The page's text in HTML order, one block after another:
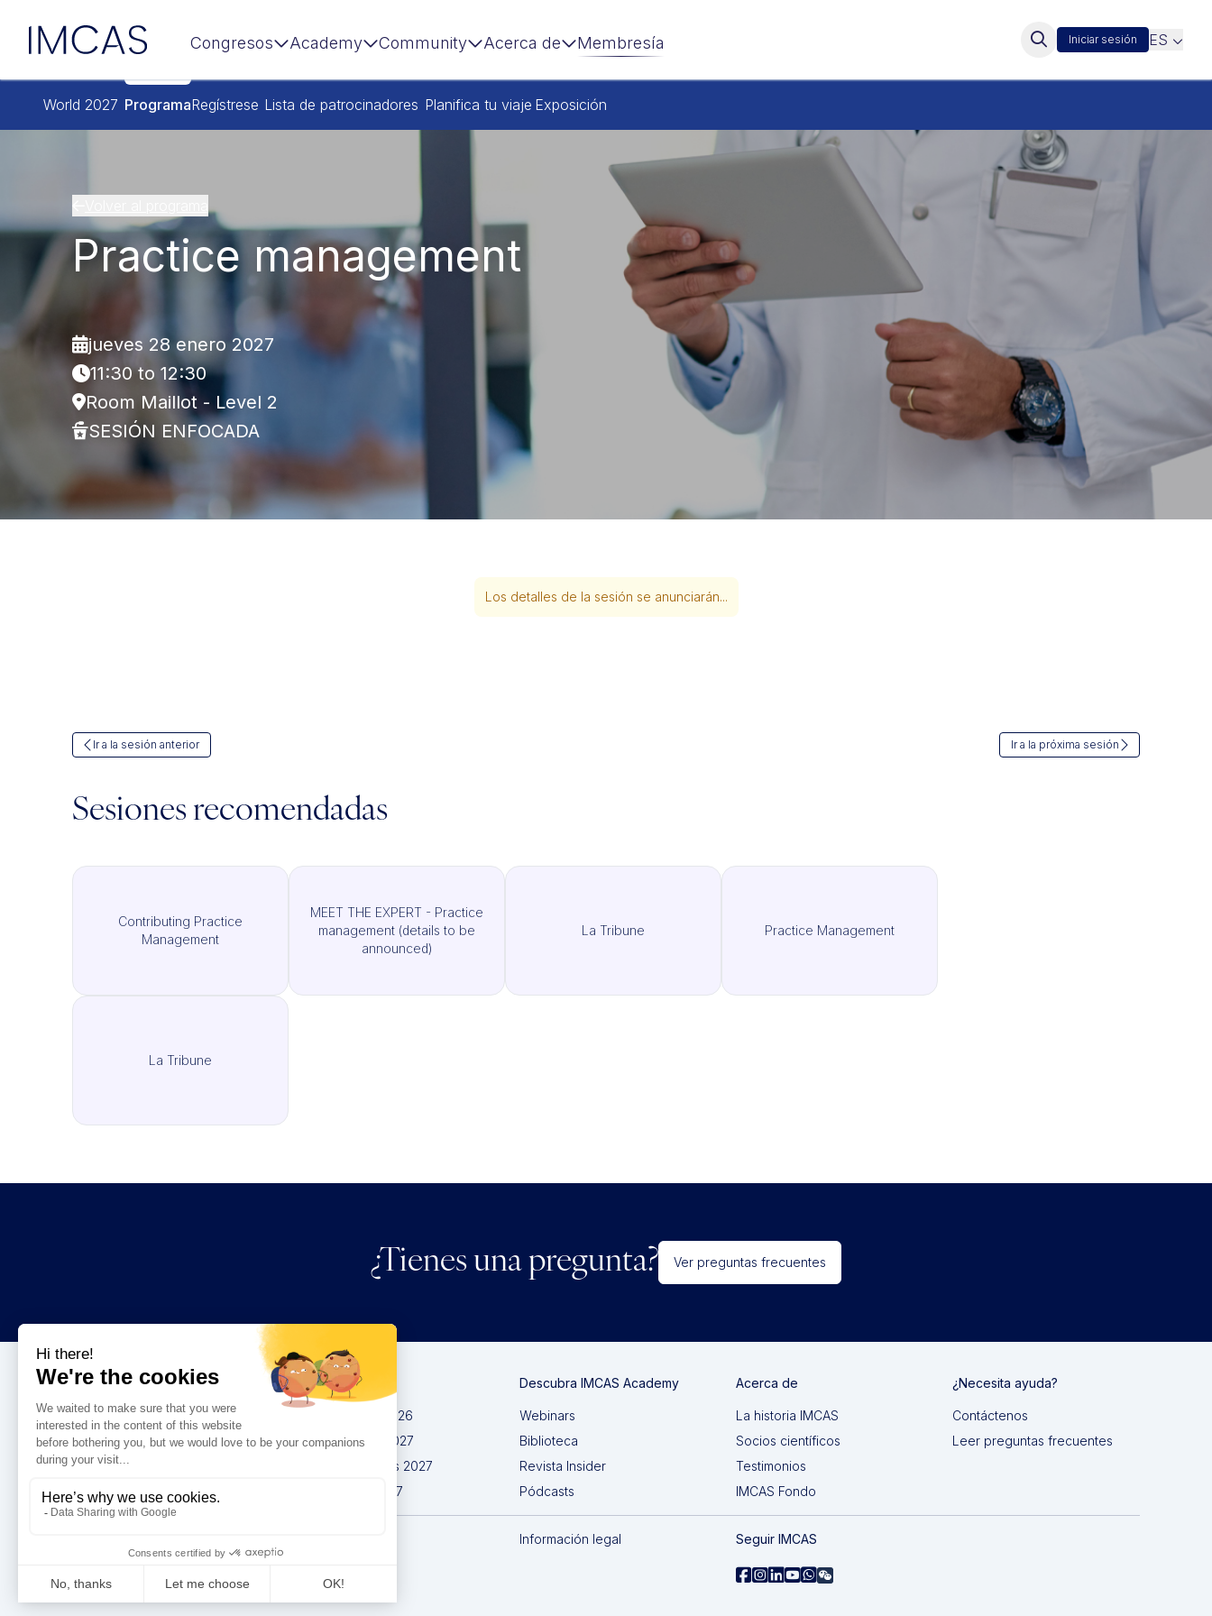
Ir al contenido principal
IMCAS Congresos Academy Community Acerca de Membresía Iniciar sesión ES
World 2027 ProgramaRegístrese Lista de patrocinadores Planifica tu viaje Exposición
Practice management
jueves 28 enero 2027
11:30 to 12:30
Room Maillot - Level 2
SESIÓN ENFOCADA
Los detalles de la sesión se anunciarán...
Ir a la sesión anterior Ir a la próxima sesión
Sesiones recomendadas
Contributing Practice
Management
MEET THE EXPERT - Practice
management (details to be
announced)
La Tribune Practice Management
La Tribune
¿Tienes una pregunta? Ver preguntas frecuentes
Congresos
IMCAS China 2026
IMCAS World 2027
IMCAS Americas 2027
IMCAS Asia 2027
Descubra IMCAS Academy
Webinars
Biblioteca
Revista Insider
Pódcasts
Acerca de
La historia IMCAS
Socios científicos
Testimonios
IMCAS Fondo
¿Necesita ayuda?
Contáctenos
Leer preguntas frecuentes
Información legal Seguir IMCAS